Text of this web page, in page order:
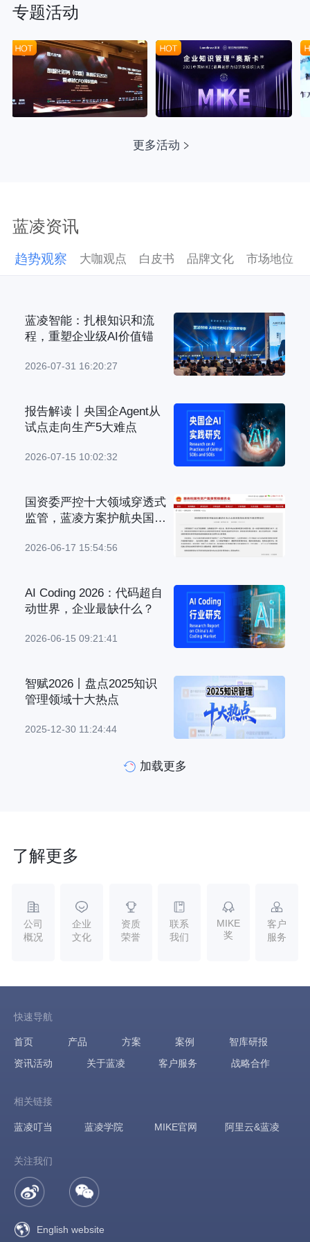
专题活动
更多活动
蓝凌资讯
趋势观察 大咖观点 白皮书 品牌文化 市场地位
蓝凌智能：扎根知识和流
程，重塑企业级AI价值锚
2026-07-31 16:20:27
报告解读丨央国企Agent从
试点走向生产5大难点
2026-07-15 10:02:32
国资委严控十大领域穿透式
监管，蓝凌方案护航央国企
2026-06-17 15:54:56
AI Coding 2026：代码超自
动世界，企业最缺什么？
2026-06-15 09:21:41
智赋2026丨盘点2025知识
管理领域十大热点
2025-12-30 11:24:44
加载更多
了解更多
公司
概况
企业
文化
资质
荣誉
联系
我们
MIKE
奖
客户
服务
快速导航
首页 产品 方案 案例
智库研报
资讯活动
关于蓝凌 客户服务 战略合作
相关链接
蓝凌叮当 蓝凌学院 MIKE官网 阿里云&蓝凌
关注我们
English website